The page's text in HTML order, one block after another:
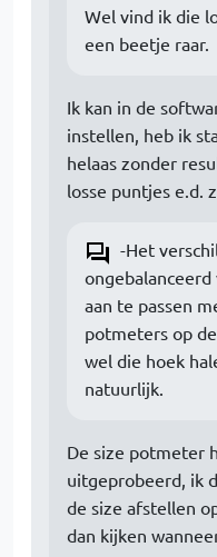
Wel vind ik die
een beetje raar.
Ik kan in de
instellen, heb ik
helaas zonder
losse puntjes e.d.
-Het
aan te passen
potmeters op
wel die hoek
natuurlijk.
De size potmeter
uitgeprobeerd, ik
de size afstellen
dan kijken